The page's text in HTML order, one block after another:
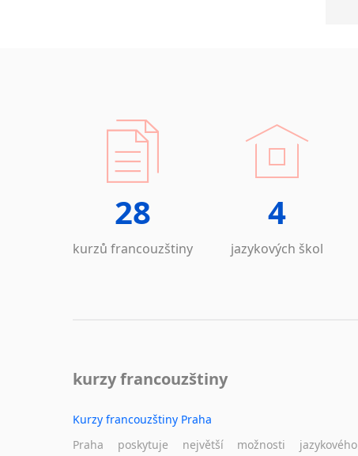
28
kurzů francouzštiny
4
jazykových škol
kurzy francouzštiny
Kurzy francouzštiny Praha
Praha poskytuje největší možnosti jazykového